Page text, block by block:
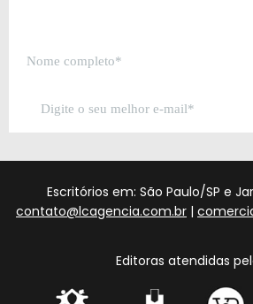
Escritórios em: São Paulo/SP e
contato@lcagencia.com.br |
Editoras atendidas